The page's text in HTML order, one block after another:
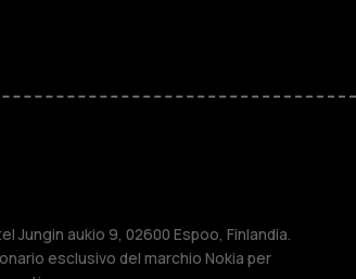
Jungin aukio 9, 02600 Espoo, Finlandia.
esclusivo del marchio Nokia per